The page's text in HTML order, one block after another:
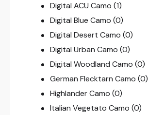
Digital ACU Camo (1)
Digital Blue Camo (0)
Digital Desert Camo (0)
Digital Urban Camo (0)
Digital Woodland Camo (0)
German Flecktarn Camo (0)
Highlander Camo (0)
Italian Vegetato Camo (0)